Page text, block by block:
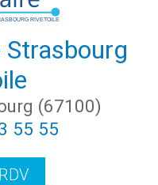
(67100)
55 55